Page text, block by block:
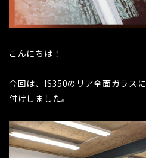
こんにちは！
今回は、IS350のリア全面ガラス
付けしました。